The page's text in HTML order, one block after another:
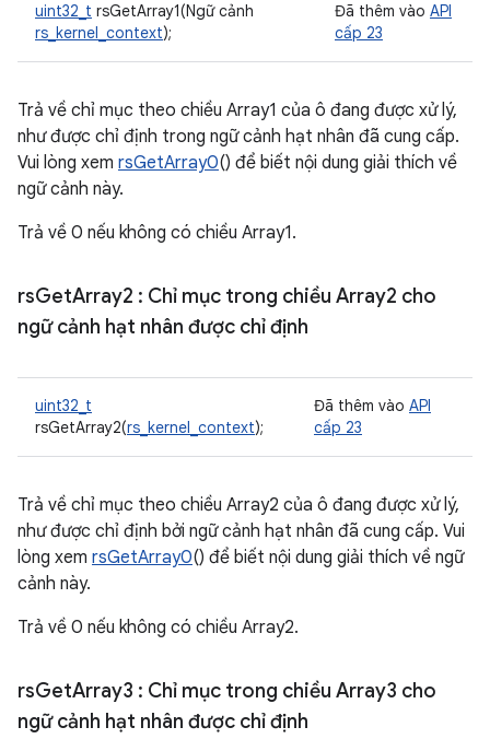
uint32_t rsGetArray1(Ngữ cảnh
rs_kernel_context);
Đã thêm vào API
cấp 23
Trả về chỉ mục theo chiều Array1 của ô đang được xử lý,
như được chỉ định trong ngữ cảnh hạt nhân đã cung cấp.
Vui lòng xem rsGetArray0() để biết nội dung giải thích về
ngữ cảnh này.
Trả về 0 nếu không có chiều Array1.
rsGetArray2 : Chỉ mục trong chiều Array2 cho
ngữ cảnh hạt nhân được chỉ định
uint32_t
rsGetArray2(rs_kernel_context);
Đã thêm vào API
cấp 23
Trả về chỉ mục theo chiều Array2 của ô đang được xử lý,
như được chỉ định bởi ngữ cảnh hạt nhân đã cung cấp. Vui
lòng xem rsGetArray0() để biết nội dung giải thích về ngữ
cảnh này.
Trả về 0 nếu không có chiều Array2.
rsGetArray3 : Chỉ mục trong chiều Array3 cho
ngữ cảnh hạt nhân được chỉ định